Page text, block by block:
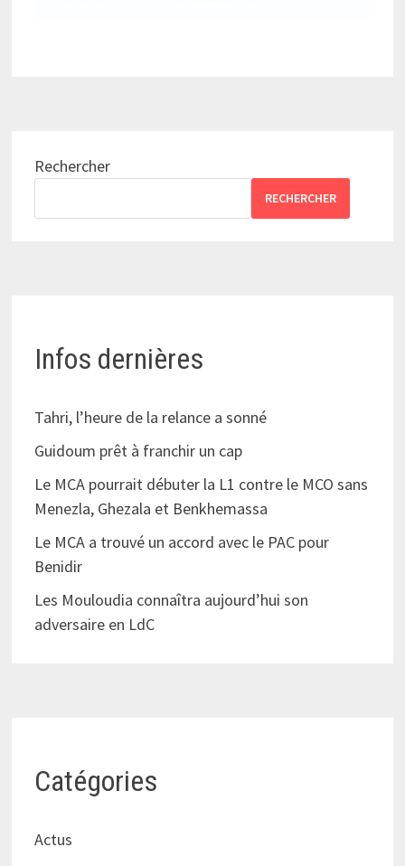
Rechercher
RECHERCHER
Infos dernières
Tahri, l’heure de la relance a sonné
Guidoum prêt à franchir un cap
Le MCA pourrait débuter la L1 contre le MCO sans
Menezla, Ghezala et Benkhemassa
Le MCA a trouvé un accord avec le PAC pour
Benidir
Les Mouloudia connaîtra aujourd’hui son
adversaire en LdC
Catégories
Actus